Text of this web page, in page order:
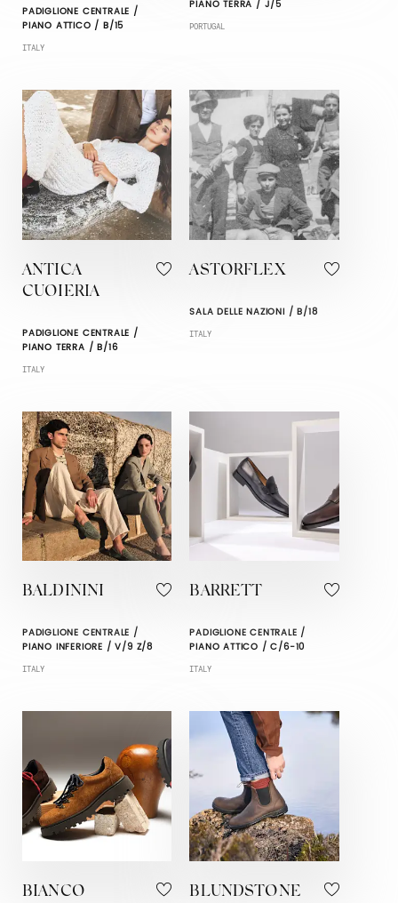
PADIGLIONE CENTRALE /
PIANO ATTICO / B/15
ITALY
PIANO TERRA / J/5
PORTUGAL
ANTICA
CUOIERIA
PADIGLIONE CENTRALE /
PIANO TERRA / B/16
ITALY
ASTORFLEX
SALA DELLE NAZIONI / B/18
ITALY
BALDININI
PADIGLIONE CENTRALE /
PIANO INFERIORE / V/9 Z/8
ITALY
BARRETT
PADIGLIONE CENTRALE /
PIANO ATTICO / C/6-10
ITALY
BIANCO BLUNDSTONE